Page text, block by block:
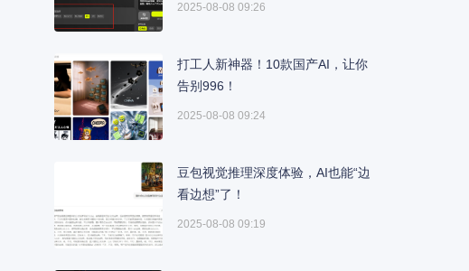
2025-08-08 09:26
打工人新神器！10款国产AI，让你
告别996！
2025-08-08 09:24
豆包视觉推理深度体验，AI也能“边
看边想”了！
2025-08-08 09:19